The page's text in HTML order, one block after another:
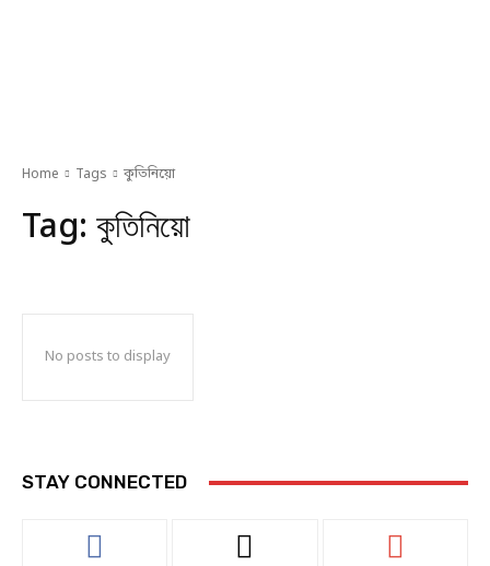
Home Tags কুতিনিয়ো
Tag: কুতিনিয়ো
No posts to display
STAY CONNECTED